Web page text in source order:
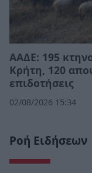
ΑΑΔΕ: 195
Κρήτη, 120
επιδοτήσεις
02/08/2026 15:34
Ροή Ειδήσεων